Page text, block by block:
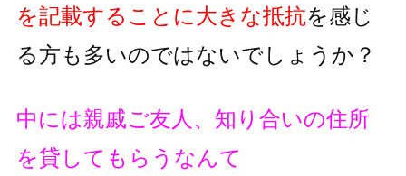
を記載することに大きな抵抗を感じ
る方も多いのではないでしょうか？
中には親戚ご友人、知り合いの住所
を貸してもらうなんて